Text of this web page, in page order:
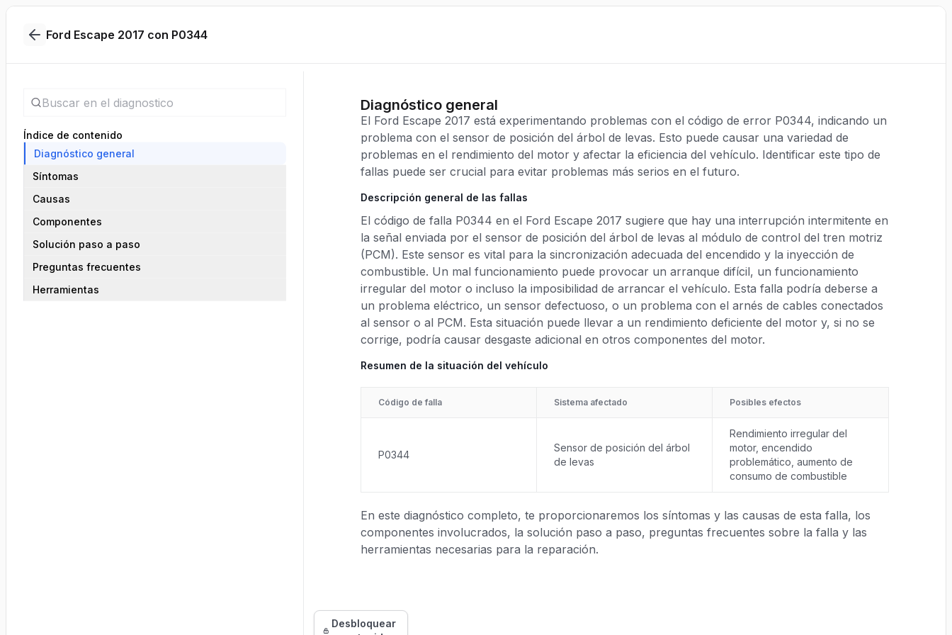
Ford Escape 2017 con P0344
Índice de contenido
Diagnóstico general
Síntomas
Causas
Componentes
Solución paso a paso
Preguntas frecuentes
Herramientas
Diagnóstico general
El Ford Escape 2017 está experimentando problemas con el código de error P0344, indicando un
problema con el sensor de posición del árbol de levas. Esto puede causar una variedad de
problemas en el rendimiento del motor y afectar la eficiencia del vehículo. Identificar este tipo de
fallas puede ser crucial para evitar problemas más serios en el futuro.
Descripción general de las fallas
El código de falla P0344 en el Ford Escape 2017 sugiere que hay una interrupción intermitente en
la señal enviada por el sensor de posición del árbol de levas al módulo de control del tren motriz
(PCM). Este sensor es vital para la sincronización adecuada del encendido y la inyección de
combustible. Un mal funcionamiento puede provocar un arranque difícil, un funcionamiento
irregular del motor o incluso la imposibilidad de arrancar el vehículo. Esta falla podría deberse a
un problema eléctrico, un sensor defectuoso, o un problema con el arnés de cables conectados
al sensor o al PCM. Esta situación puede llevar a un rendimiento deficiente del motor y, si no se
corrige, podría causar desgaste adicional en otros componentes del motor.
Resumen de la situación del vehículo
Código de falla Sistema afectado Posibles efectos
P0344
Sensor de posición del árbol
de levas
Rendimiento irregular del
motor, encendido
problemático, aumento de
consumo de combustible
En este diagnóstico completo, te proporcionaremos los síntomas y las causas de esta falla, los
componentes involucrados, la solución paso a paso, preguntas frecuentes sobre la falla y las
herramientas necesarias para la reparación.
Desbloquear